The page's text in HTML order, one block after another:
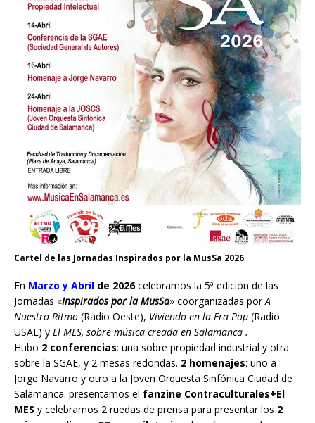
Cartel de las Jornadas Inspirados por la MusSa 2026
En Marzo y Abril de 2026celebramos la 5ª edición de las
Jornadas «Inspirados por la MusSa» coorganizadas porA
Nuestro Ritmo (Radio Oeste), Viviendo en la Era Pop (Radio
USAL) y El MES, sobre música creada en Salamanca .
Hubo 2 conferencias: una sobre propiedad industrial y otra
sobre la SGAE, y 2 mesas redondas. 2 homenajes: uno a
Jorge Navarro y otro a la Joven Orquesta Sinfónica Ciudad de
Salamanca. presentamos el fanzine Contraculturales+El
MES y celebramos 2 ruedas de prensa para presentar los 2